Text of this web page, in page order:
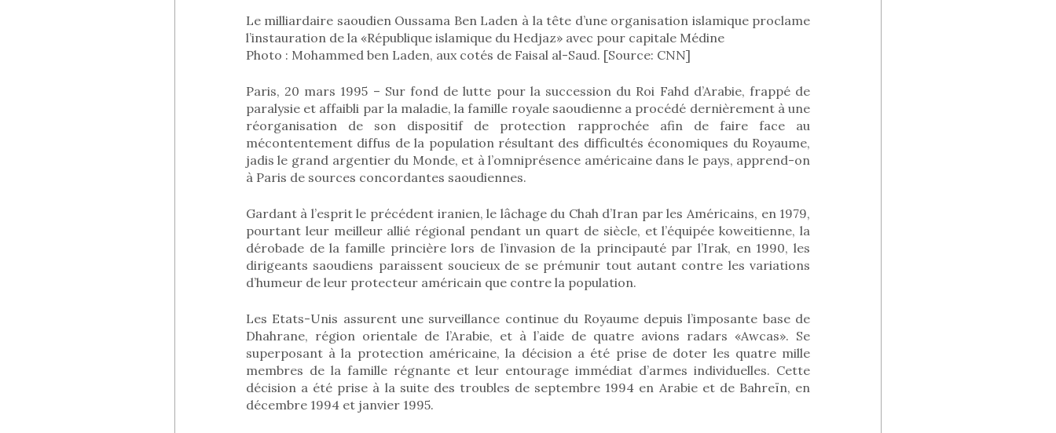
Le milliardaire saoudien Oussama Ben Laden à la tête d’une organisation islamique proclame
l’instauration de la «République islamique du Hedjaz» avec pour capitale Médine
Photo : Mohammed ben Laden, aux cotés de Faisal al-Saud. [Source: CNN]
Paris, 20 mars 1995 – Sur fond de lutte pour la succession du Roi Fahd d’Arabie, frappé de
paralysie et affaibli par la maladie, la famille royale saoudienne a procédé dernièrement à une
réorganisation de son dispositif de protection rapprochée afin de faire face au
mécontentement diffus de la population résultant des difficultés économiques du Royaume,
jadis le grand argentier du Monde, et à l’omniprésence américaine dans le pays, apprend-on
à Paris de sources concordantes saoudiennes.
Gardant à l’esprit le précédent iranien, le lâchage du Chah d’Iran par les Américains, en 1979,
pourtant leur meilleur allié régional pendant un quart de siècle, et l’équipée koweitienne, la
dérobade de la famille princière lors de l’invasion de la principauté par l’Irak, en 1990, les
dirigeants saoudiens paraissent soucieux de se prémunir tout autant contre les variations
d’humeur de leur protecteur américain que contre la population.
Les Etats-Unis assurent une surveillance continue du Royaume depuis l’imposante base de
Dhahrane, région orientale de l’Arabie, et à l’aide de quatre avions radars «Awcas». Se
superposant à la protection américaine, la décision a été prise de doter les quatre mille
membres de la famille régnante et leur entourage immédiat d’armes individuelles. Cette
décision a été prise à la suite des troubles de septembre 1994 en Arabie et de Bahreïn, en
décembre 1994 et janvier 1995.